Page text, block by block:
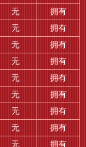
无
拥有
无
拥有
无
拥有
无
拥有
无
拥有
无
拥有
无
拥有
无
拥有
无
拥有